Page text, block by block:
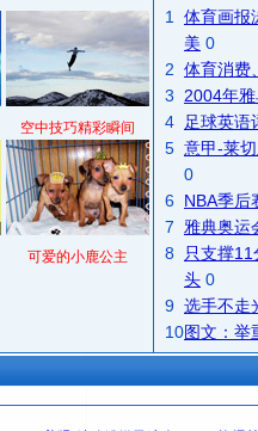
空中技巧精彩瞬间
可爱的小鹿公主
1
体育画报
美 0
2 体育消费
3
2004年
4
足球英语
5 意甲-莱
0
6 NBA季后
7
雅典奥运
8
只支撑
头 0
9 选手不走
10图文：举